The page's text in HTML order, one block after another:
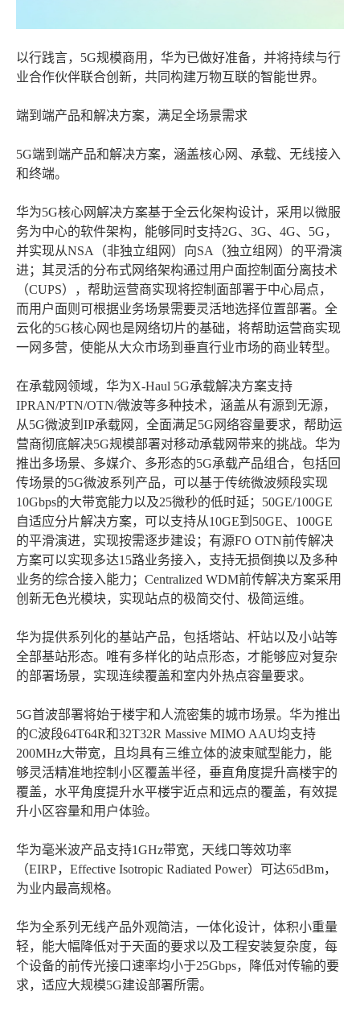
以行践言，5G规模商用，华为已做好准备，并将持续与行
业合作伙伴联合创新，共同构建万物互联的智能世界。
端到端产品和解决方案，满足全场景需求
5G端到端产品和解决方案，涵盖核心网、承载、无线接入
和终端。
华为5G核心网解决方案基于全云化架构设计，采用以微服
务为中心的软件架构，能够同时支持2G、3G、4G、5G，
并实现从NSA（非独立组网）向SA（独立组网）的平滑演
进；其灵活的分布式网络架构通过用户面控制面分离技术
（CUPS），帮助运营商实现将控制面部署于中心局点，
而用户面则可根据业务场景需要灵活地选择位置部署。全
云化的5G核心网也是网络切片的基础，将帮助运营商实现
一网多营，使能从大众市场到垂直行业市场的商业转型。
在承载网领域，华为X-Haul 5G承载解决方案支持
IPRAN/PTN/OTN/微波等多种技术，涵盖从有源到无源，
从5G微波到IP承载网，全面满足5G网络容量要求，帮助运
营商彻底解决5G规模部署对移动承载网带来的挑战。华为
推出多场景、多媒介、多形态的5G承载产品组合，包括回
传场景的5G微波系列产品，可以基于传统微波频段实现
10Gbps的大带宽能力以及25微秒的低时延；50GE/100GE
自适应分片解决方案，可以支持从10GE到50GE、100GE
的平滑演进，实现按需逐步建设；有源FO OTN前传解决
方案可以实现多达15路业务接入，支持无损倒换以及多种
业务的综合接入能力；Centralized WDM前传解决方案采用
创新无色光模块，实现站点的极简交付、极简运维。
华为提供系列化的基站产品，包括塔站、杆站以及小站等
全部基站形态。唯有多样化的站点形态，才能够应对复杂
的部署场景，实现连续覆盖和室内外热点容量要求。
5G首波部署将始于楼宇和人流密集的城市场景。华为推出
的C波段64T64R和32T32R Massive MIMO AAU均支持
200MHz大带宽，且均具有三维立体的波束赋型能力，能
够灵活精准地控制小区覆盖半径，垂直角度提升高楼宇的
覆盖，水平角度提升水平楼宇近点和远点的覆盖，有效提
升小区容量和用户体验。
华为毫米波产品支持1GHz带宽，天线口等效功率
（EIRP，Effective Isotropic Radiated Power）可达65dBm，
为业内最高规格。
华为全系列无线产品外观简洁，一体化设计，体积小重量
轻，能大幅降低对于天面的要求以及工程安装复杂度，每
个设备的前传光接口速率均小于25Gbps，降低对传输的要
求，适应大规模5G建设部署所需。